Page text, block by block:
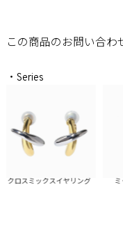
この商品のお問い合わ
・Series
ロスミックスイヤリング ミ